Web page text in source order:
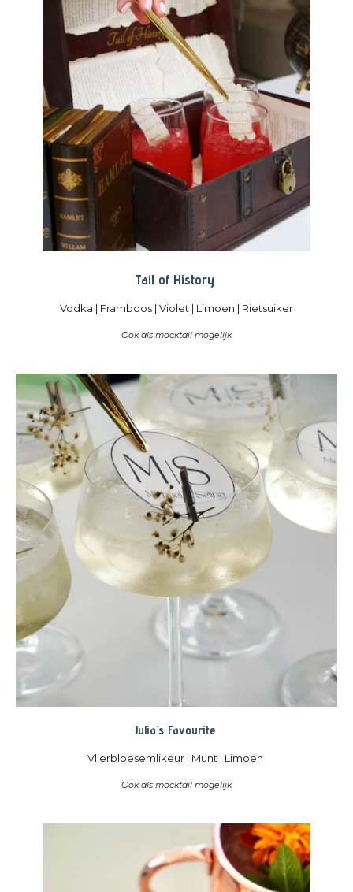
Tail of History
Vodka | Framboos | Violet | Limoen | Rietsuiker
Ook als mocktail mogelijk
Julia's Favourite
Vlierbloesemlikeur | Munt | Limoen
Ook als mocktail mogelijk